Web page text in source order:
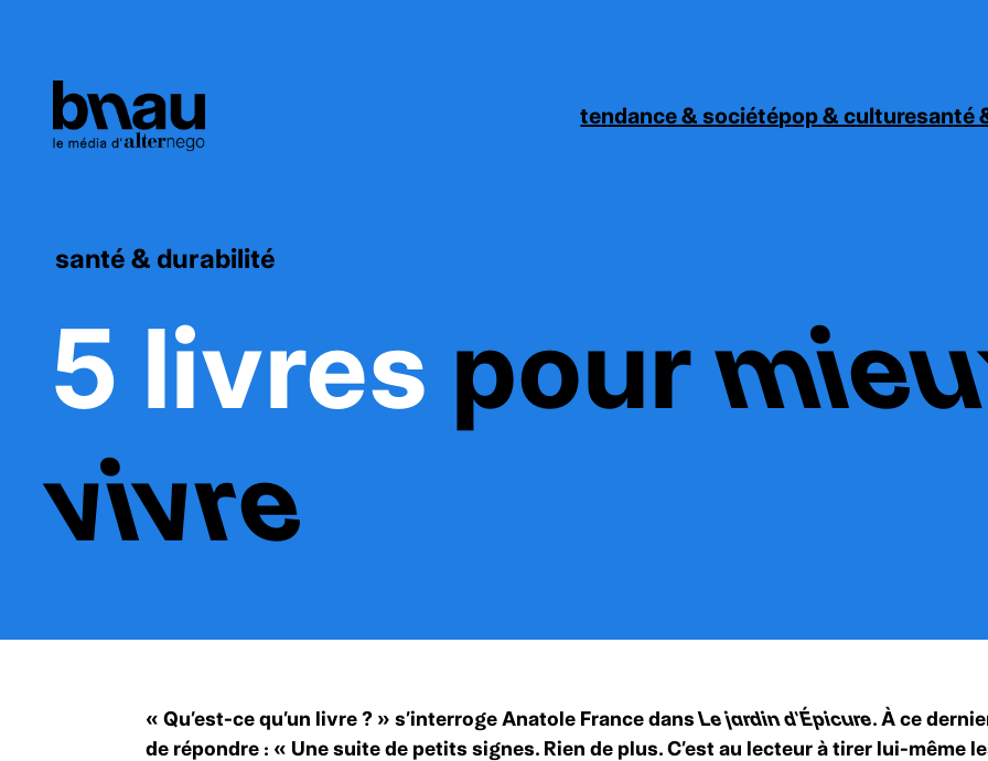
tendance & sociétépop & culturesanté
santé & durabilité
5 livres pour
vivre
« Qu’est-ce qu’un livre ? » s’interroge Anatole France dansLe jardin d’Épicure.À ce
de répondre : « Une suite de petits signes. Rien de plus. C’est au lecteur à tirer lui-même